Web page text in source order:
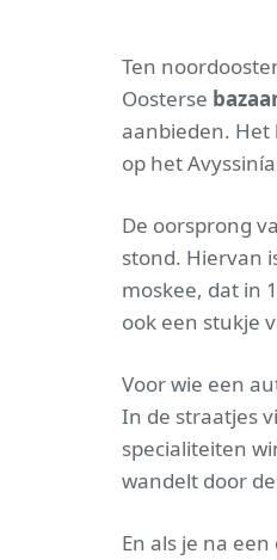
Ten
Oosterse
aanbieden.
op het
De oorsprong
stond. Hiervan
moskee, dat in
ook een stukje
Voor wie een
In de straatjes
specialiteiten
wandelt door
En als je na